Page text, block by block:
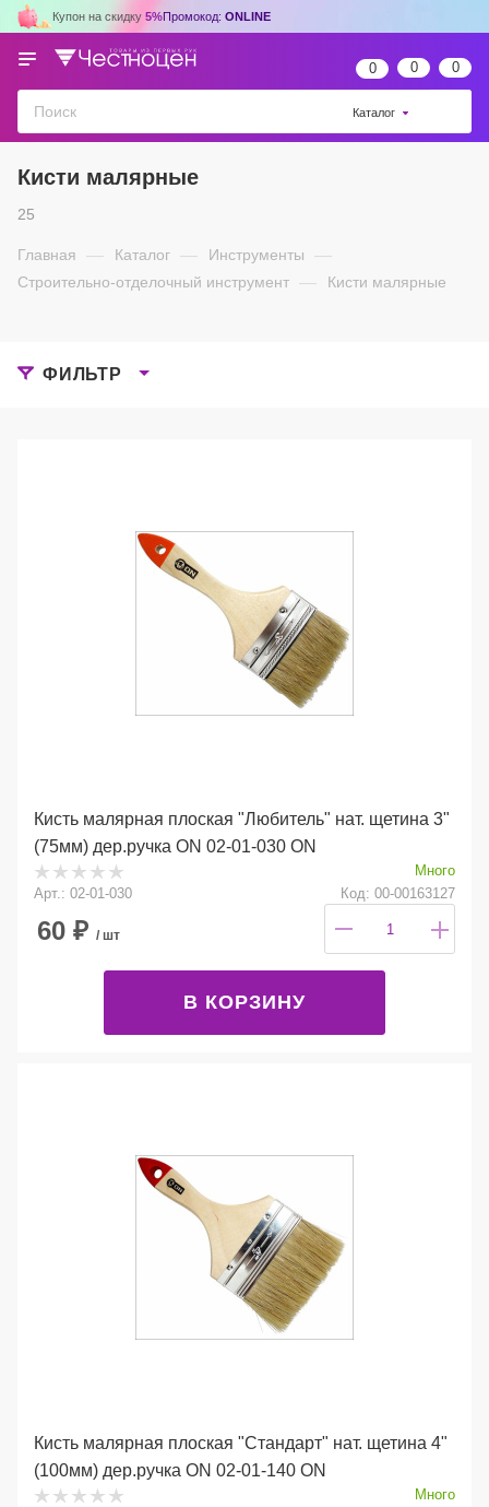
Купон на скидку 5%Промокод: ONLINE
0 0 0
Каталог
Кисти малярные
25
Главная — Каталог — Инструменты —
Строительно-отделочный инструмент — Кисти малярные
ФИЛЬТР
Кисть малярная плоская "Любитель" нат. щетина 3"
(75мм) дер.ручка ON 02-01-030 ON
Много
Арт.: 02-01-030
Код: 00-00163127
60 ₽ / шт
В КОРЗИНУ
Кисть малярная плоская "Стандарт" нат. щетина 4"
(100мм) дер.ручка ON 02-01-140 ON
Много